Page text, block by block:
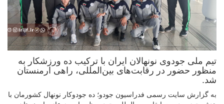
تیم ملی جودوی نونهالان ایران با ترکیب ده ورزشکار به
منظور حضور در رقابت‌های بین‌المللی، راهی ارمنستان
شد.
به گزارش سایت رسمی فدراسیون جودو؛ ده جودوکار نونهال کشورمان با